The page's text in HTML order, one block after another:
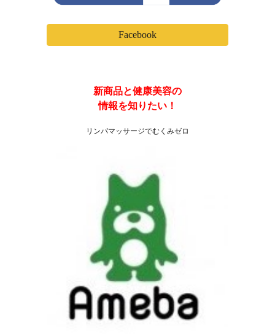
Facebook
新商品と健康美容の
情報を知りたい！
リンパマッサージでむくみゼロ